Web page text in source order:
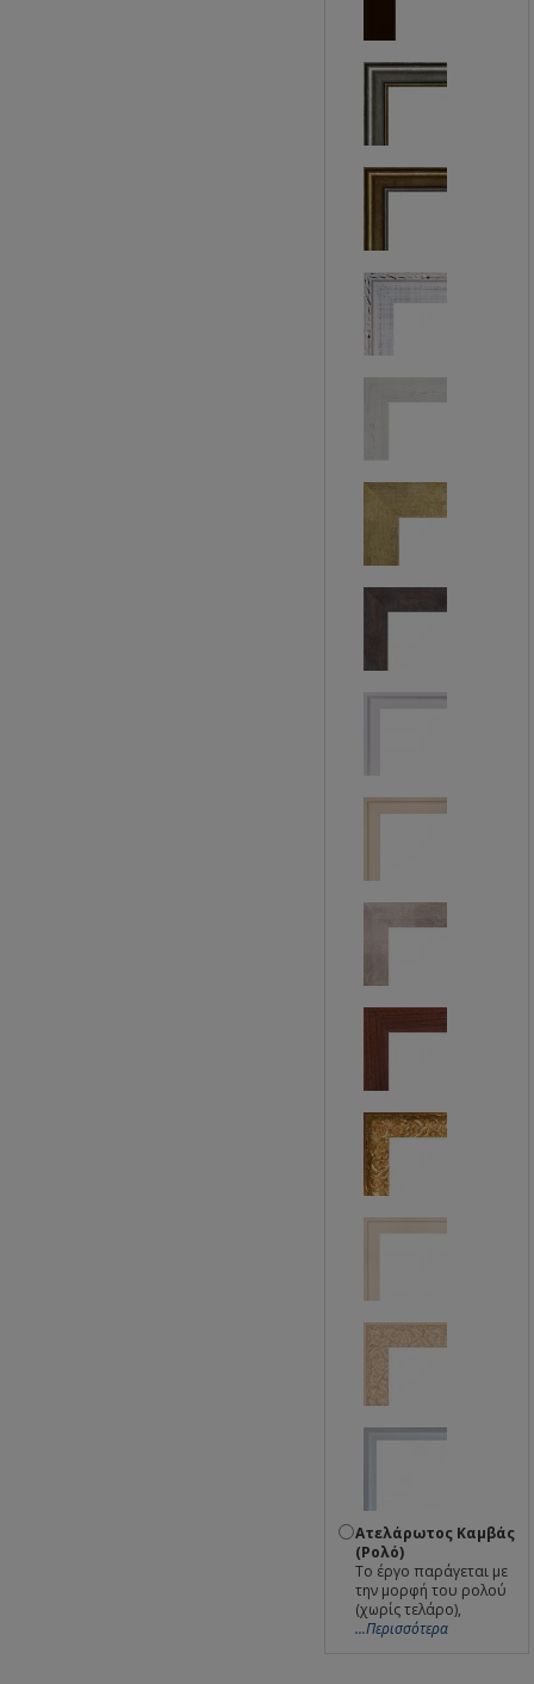
Ατελάρωτος Καμβάς
(Ρολό)
Το έργο παράγεται με
την μορφή του ρολού
(χωρίς τελάρο),
...Περισσότερα